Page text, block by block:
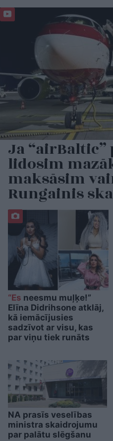
Ja “airBaltic”
lidosim
maksāsim
Rungainis
“Es neesmu muļķe!”
Elīna Didrihsone atklāj,
kā iemācījusies
sadzīvot ar visu, kas
par viņu tiek runāts
NA prasīs veselības
ministra skaidrojumu
par palātu slēgšanu